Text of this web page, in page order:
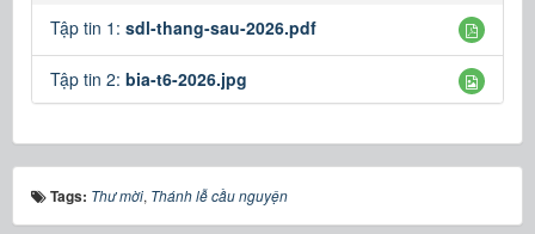
Tập tin 1: sdl-thang-sau-2026.pdf
Tập tin 2: bia-t6-2026.jpg
Tags: Thư mời, Thánh lễ cầu nguyện